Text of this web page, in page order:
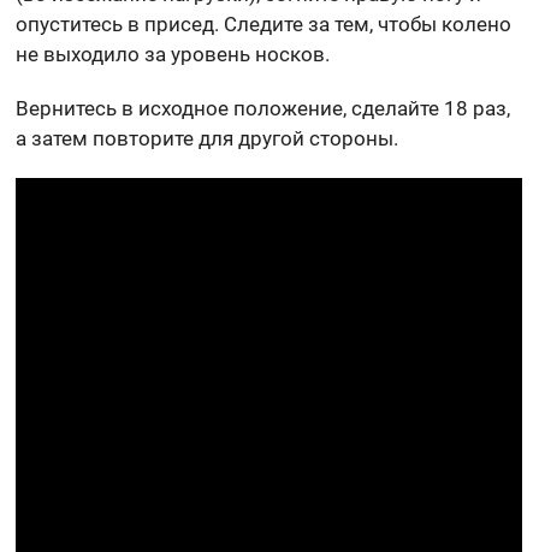
опуститесь в присед. Следите за тем, чтобы колено
не выходило за уровень носков.
Вернитесь в исходное положение, сделайте 18 раз,
а затем повторите для другой стороны.